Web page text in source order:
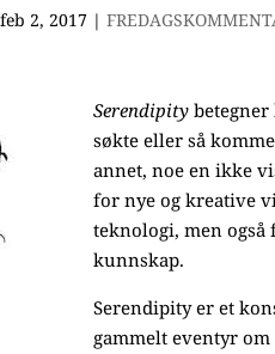
feb 2, 2017 |
Serendipity
søkte eller så
annet, noe en ikke
for nye og kreative
teknologi, men
kunnskap.
Serendipity er et
gammelt eventyr